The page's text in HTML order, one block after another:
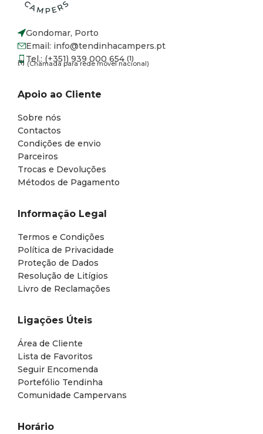
Gondomar, Porto
Email: info@tendinhacampers.pt
Tel.: (+351) 939 000 654 (1)
(1) (Chamada para rede móvel nacional)
Apoio ao Cliente
Sobre nós
Contactos
Condições de envio
Parceiros
Trocas e Devoluções
Métodos de Pagamento
Informação Legal
Termos e Condições
Política de Privacidade
Proteção de Dados
Resolução de Litígios
Livro de Reclamações
Ligações Úteis
Área de Cliente
Lista de Favoritos
Seguir Encomenda
Portefólio Tendinha
Comunidade Campervans
Horário